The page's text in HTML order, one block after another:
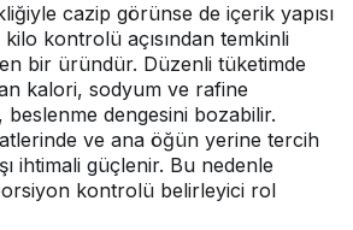
cazip görünse de içerik yapısı
kilo kontrolü açısından temkinli
bir üründür. Düzenli tüketimde
kalori, sodyum ve rafine
beslenme dengesini bozabilir.
ve ana öğün yerine tercih
ihtimali güçlenir. Bu nedenle
kontrolü belirleyici rol